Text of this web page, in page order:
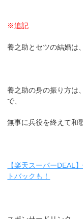
※追記
養之助とセツの結婚は
養之助の身の振り方は
で、
無事に兵役を終えて和
【楽天スーパーDEAL
トバックも！